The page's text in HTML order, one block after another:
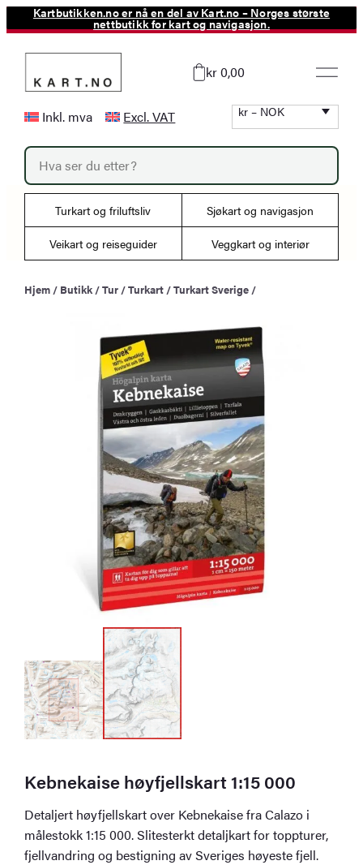
Hopp
til
innhold
Kartbutikken.no er nå en del av Kart.no – Norges største
nettbutikk for kart og navigasjon.
kr 0,00
Inkl. mva Excl. VAT kr – NOK
P
o
d
t
r
Turkart og friluftsliv Sjøkart og navigasjon
Veikart og reiseguider Veggkart og interiør
Hjem / Butikk /Tur /Turkart /Turkart Sverige /
Kebnekaise høyfjellskart 1:15 000
Detaljert høyfjellskart over Kebnekaise fra Calazo i
målestokk 1:15 000. Slitesterkt detaljkart for toppturer,
fjellvandring og bestigning av Sveriges høyeste fjell.